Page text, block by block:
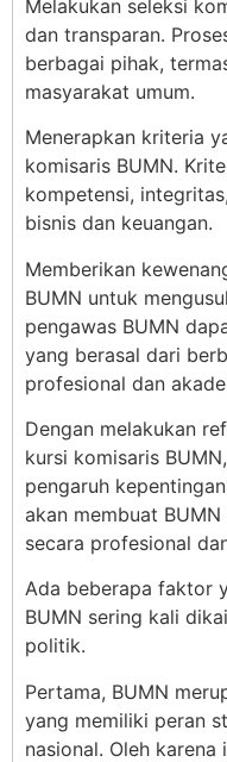
Melakukan seleksi
dan transparan.
berbagai pihak,
masyarakat umum.
Menerapkan kriteria
komisaris BUMN.
kompetensi,
bisnis dan keuangan.
Memberikan
BUMN untuk
pengawas BUMN
yang berasal dari
profesional dan
Dengan melakukan
kursi komisaris
pengaruh
akan membuat
secara profesional
Ada beberapa faktor
BUMN sering kali
politik.
Pertama, BUMN
yang memiliki peran
nasional. Oleh